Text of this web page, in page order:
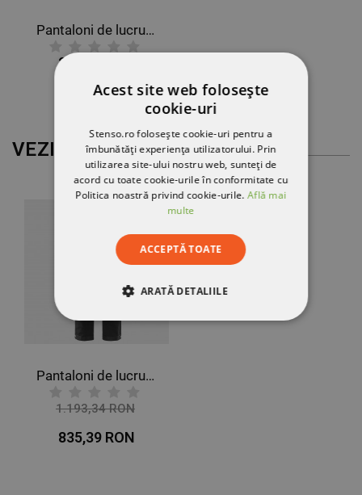
Pantaloni de lucru PAYPER FOREST POLAR ALBASTRU MARIN
211,81 RON
VEZI MAI MULT
Pantaloni de lucru FLEX CRAFTSMAN STRETCH NEGRU
1.193,34 RON
835,39 RON
Acest site web folosește
cookie-uri
Stenso.ro folosește cookie-uri pentru a
îmbunătăți experiența utilizatorului. Prin
utilizarea site-ului nostru web, sunteți de
acord cu toate cookie-urile în conformitate cu
Politica noastră privind cookie-urile.Află mai
multe
ACCEPTĂ TOATE
ARATĂ DETALIILE
STRICT NECESARE
DE TARGETARE
DE FUNCŢIONALITATE